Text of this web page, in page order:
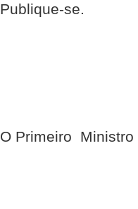
Publique-se.
O Primeiro  Ministro